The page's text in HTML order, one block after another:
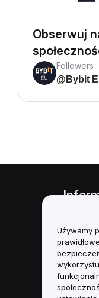
Obserwuj
Followers
@Bybit
Używamy